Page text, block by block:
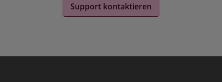
Support kontaktieren